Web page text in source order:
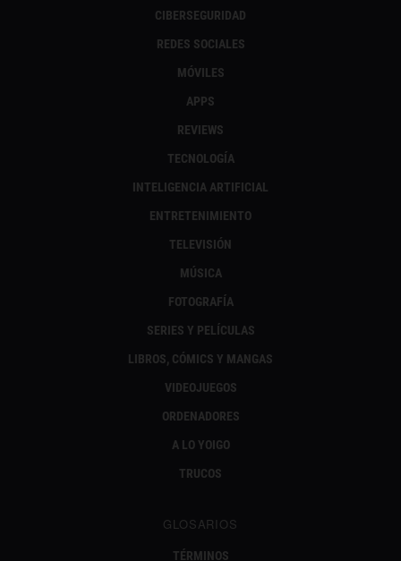
CIBERSEGURIDAD
REDES SOCIALES
MÓVILES
APPS
REVIEWS
TECNOLOGÍA
INTELIGENCIA ARTIFICIAL
ENTRETENIMIENTO
TELEVISIÓN
MÚSICA
FOTOGRAFÍA
SERIES Y PELÍCULAS
LIBROS, CÓMICS Y MANGAS
VIDEOJUEGOS
ORDENADORES
A LO YOIGO
TRUCOS
GLOSARIOS
TÉRMINOS